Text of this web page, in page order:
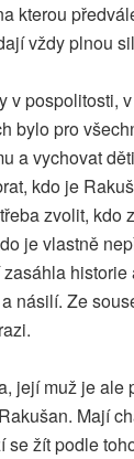
kterou
vždy plnou
v pospolitosti,
bylo pro
a vychovat
kdo je
zvolit, kdo
je vlastně
historie
násilí. Ze
její muž je ale
Mají
žít podle